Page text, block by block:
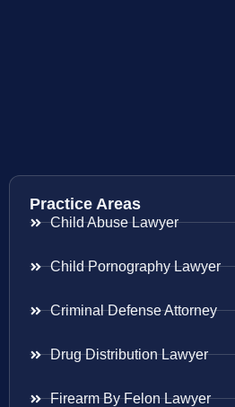
Practice Areas
Child Abuse Lawyer
Child Pornography Lawyer
Criminal Defense Attorney
Drug Distribution Lawyer
Firearm By Felon Lawyer